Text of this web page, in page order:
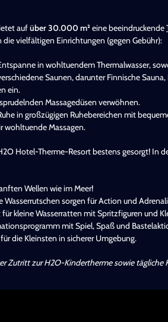
aufüber 30.000 m²eine beeindruckende
vielfältigen Einrichtungen (gegen Gebühr):
in wohltuendem Thermalwasser,
Saunen, darunter Finnische
ein.
Massagedüsen verwöhnen.
in großzügigen Ruhebereichen mit
wohltuende Massagen.
Hotel-Therme-Resort bestens gesorgt! In
Wellen wie im Meer!
Wasserrutschen sorgen für Action und
für kleine Wasserratten mit Spritzfiguren und
mit Spiel, Spaß und
die Kleinsten in sicherer Umgebung.
Zutritt zur H2O-Kindertherme sowie tägliche